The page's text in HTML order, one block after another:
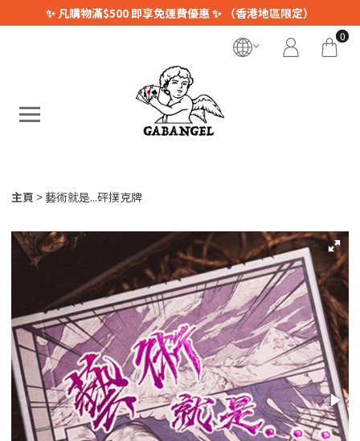
✨ 凡購物滿$500 即享免運費優惠 ✨ （香港地區限定）
0
主頁 藝術就是...砰撲克牌